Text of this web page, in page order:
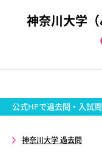
神奈川大学（
公式HPで過去問・入試
神奈川大学 過去問